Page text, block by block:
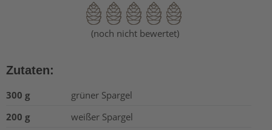
(noch nicht bewertet)
Zutaten:
300 g
grüner Spargel
200 g
weißer Spargel